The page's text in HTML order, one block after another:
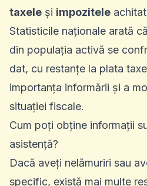
taxele și impozitele
Statisticile naționale arată
din populația activă se
dat, cu restanțe la plata
importanța informării și a
situației fiscale.
Cum poți obține informații
asistență?
Dacă aveți nelămuriri sau
specific, există mai multe